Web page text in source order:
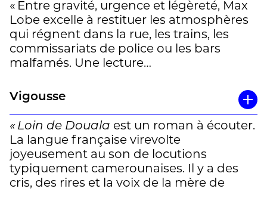
« Entre gravité, urgence et légèreté, Max
Lobe excelle à restituer les atmosphères
qui régnent dans la rue, les trains, les
commissariats de police ou les bars
malfamés. Une lecture
Vigousse
« Loin de Douala est un roman à écouter.
La langue française virevolte
joyeusement au son de locutions
typiquement camerounaises. Il y a des
cris, des rires et la voix de la mère de